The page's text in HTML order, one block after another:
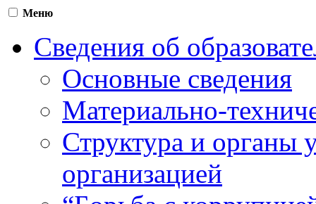
Меню
Сведения об
Основные сведения
Материально-
Структура и органы
организацией